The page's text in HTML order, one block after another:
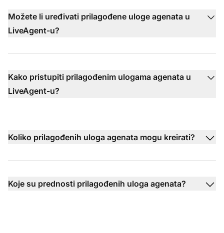
Možete li uređivati prilagođene uloge agenata u
LiveAgent-u?
Kako pristupiti prilagođenim ulogama agenata u
LiveAgent-u?
Koliko prilagođenih uloga agenata mogu kreirati?
Koje su prednosti prilagođenih uloga agenata?